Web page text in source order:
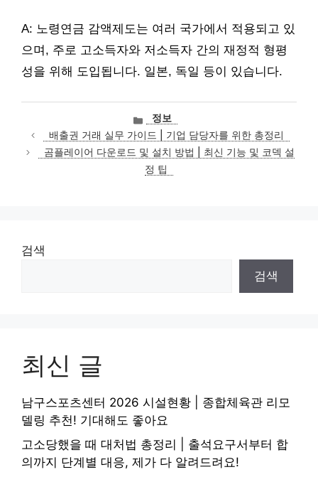
A: 노령연금 감액제도는 여러 국가에서 적용되고 있
으며, 주로 고소득자와 저소득자 간의 재정적 형평
성을 위해 도입됩니다. 일본, 독일 등이 있습니다.
카
테
고
리
정보
배출권 거래 실무 가이드 | 기업 담당자를 위한 총정리
곰플레이어 다운로드 및 설치 방법 | 최신 기능 및 코덱 설
정 팁
검색
검색
최신 글
남구스포츠센터 2026 시설현황 | 종합체육관 리모
델링 추천! 기대해도 좋아요
고소당했을 때 대처법 총정리 | 출석요구서부터 합
의까지 단계별 대응, 제가 다 알려드려요!